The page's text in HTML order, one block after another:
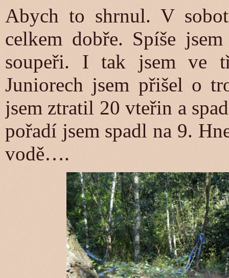
Abych to shrnul. V
celkem dobře. Spíše
soupeři. I tak jsem ve
Juniorech jsem přišel o
jsem ztratil 20 vteřin a
pořadí jsem spadl na 9.
vodě….